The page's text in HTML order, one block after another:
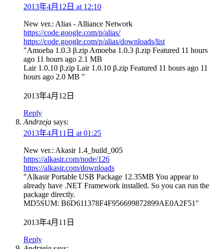
2013年4月12日 at 12:10
New ver.: Alias - Alliance Network
https://code.google.com/p/alias/
https://code.google.com/p/alias/downloads/list
"Amoeba 1.0.3 β.zip Amoeba 1.0.3 β.zip Featured 11 hours
ago 11 hours ago 2.1 MB
Lair 1.0.10 β.zip Lair 1.0.10 β.zip Featured 11 hours ago 11
hours ago 2.0 MB "
2013年4月12日
Reply
Andrzeja says:
2013年4月11日 at 01:25
New ver.: Akasir 1.4_build_005
https://alkasir.com/node/126
https://alkasir.com/downloads
"Alkasir Portable USB Package 12.35MB You appear to
already have .NET Framework installed. So you can run the
package directly.
MD5SUM: B6D611378F4F956699872899AE0A2F51"
2013年4月11日
Reply